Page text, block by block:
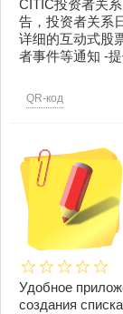
CITIC投资者关
告，投资者关系
详细的互动式股
者事件等通知 -
QR-код
Удобное
создания